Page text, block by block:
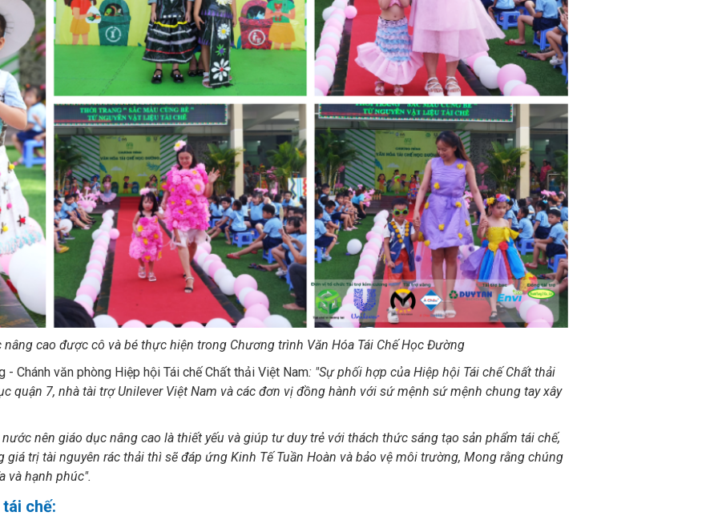
nâng cao được cô và bé thực hiện trong Chương trình Văn Hóa Tái Chế Học Đường
Chánh văn phòng Hiệp hội Tái chế Chất thải Việt Nam: "Sự phối hợp của Hiệp hội Tái chế Chất thải
quận 7, nhà tài trợ Unilever Việt Nam và các đơn vị đồng hành với sứ mệnh sứ mệnh chung tay xây
nên giáo dục nâng cao là thiết yếu và giúp tư duy trẻ với thách thức sáng tạo sản phẩm tái chế,
trị tài nguyên rác thải thì sẽ đáp ứng Kinh Tế Tuần Hoàn và bảo vệ môi trường, Mong rằng chúng
và hạnh phúc".
chế: